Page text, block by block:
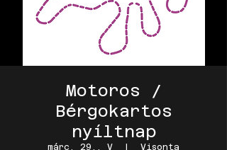
Motoros /
Bérgokartos
nyíltnap
márc. 29., V Visonta